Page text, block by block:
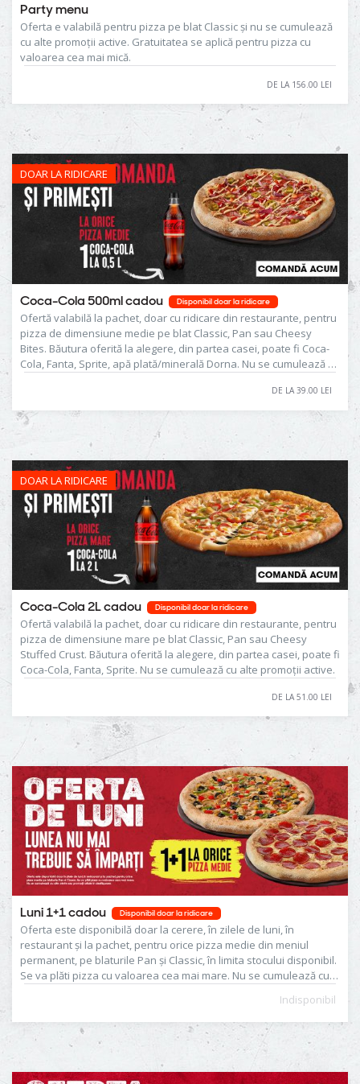
Party menu
Oferta e valabilă pentru pizza pe blat Classic și nu se cumulează
cu alte promoții active. Gratuitatea se aplică pentru pizza cu
valoarea cea mai mică.
DE LA 156.00 LEI
DOAR LA RIDICARE
Coca-Cola 500ml cadou Disponibil doar la ridicare
Ofertă valabilă la pachet, doar cu ridicare din restaurante, pentru
pizza de dimensiune medie pe blat Classic, Pan sau Cheesy
Bites. Băutura oferită la alegere, din partea casei, poate fi Coca-
Cola, Fanta, Sprite, apă plată/minerală Dorna. Nu se cumulează cu
DE LA 39.00 LEI
DOAR LA RIDICARE
Coca-Cola 2L cadou Disponibil doar la ridicare
Ofertă valabilă la pachet, doar cu ridicare din restaurante, pentru
pizza de dimensiune mare pe blat Classic, Pan sau Cheesy
Stuffed Crust. Băutura oferită la alegere, din partea casei, poate fi
Coca-Cola, Fanta, Sprite. Nu se cumulează cu alte promoţii active.
DE LA 51.00 LEI
Luni 1+1 cadou Disponibil doar la ridicare
Oferta este disponibilă doar la cerere, în zilele de luni, în
restaurant și la pachet, pentru orice pizza medie din meniul
permanent, pe blaturile Pan și Classic, în limita stocului disponibil.
Se va plăti pizza cu valoarea cea mai mare. Nu se cumulează cu
Indisponibil